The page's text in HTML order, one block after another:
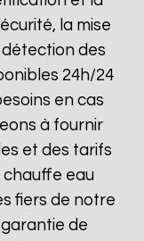
la mise
des
24h/24
en cas
à fournir
et des tarifs
eau
fiers de notre
de